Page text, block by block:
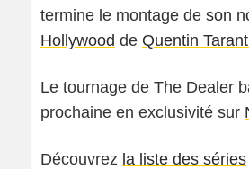
termine le montage de son
Hollywood de Quentin
Le tournage de The Dealer
prochaine en exclusivité sur
Découvrez la liste des séries